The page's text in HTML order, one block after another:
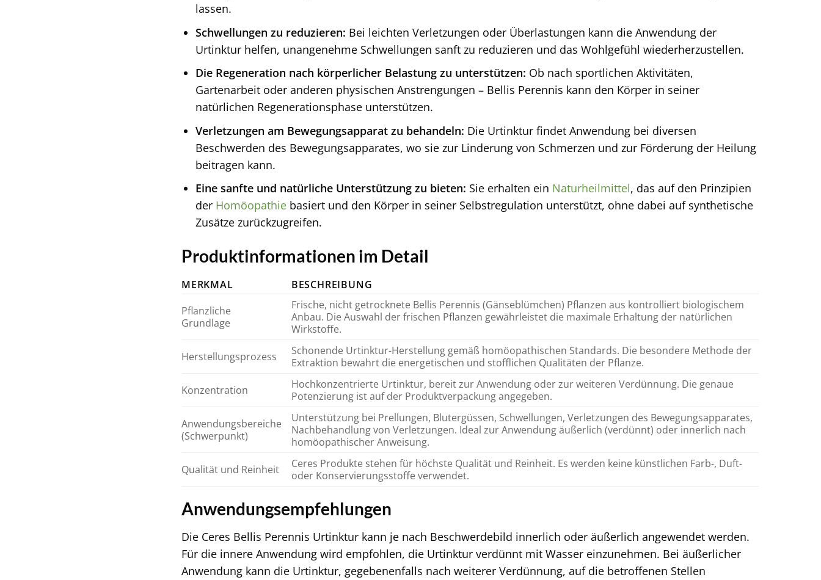
lassen.
Schwellungen zu reduzieren: Bei leichten Verletzungen oder Überlastungen kann die Anwendung der
Urtinktur helfen, unangenehme Schwellungen sanft zu reduzieren und das Wohlgefühl wiederherzustellen.
Die Regeneration nach körperlicher Belastung zu unterstützen: Ob nach sportlichen Aktivitäten,
Gartenarbeit oder anderen physischen Anstrengungen – Bellis Perennis kann den Körper in seiner
natürlichen Regenerationsphase unterstützen.
Verletzungen am Bewegungsapparat zu behandeln: Die Urtinktur findet Anwendung bei diversen
Beschwerden des Bewegungsapparates, wo sie zur Linderung von Schmerzen und zur Förderung der Heilung
beitragen kann.
Eine sanfte und natürliche Unterstützung zu bieten: Sie erhalten ein Naturheilmittel, das auf den Prinzipien
der Homöopathiebasiert und den Körper in seiner Selbstregulation unterstützt, ohne dabei auf synthetische
Zusätze zurückzugreifen.
Produktinformationen im Detail
MERKMAL
BESCHREIBUNG
Pflanzliche
Grundlage
Frische, nicht getrocknete Bellis Perennis (Gänseblümchen) Pflanzen aus kontrolliert biologischem
Anbau. Die Auswahl der frischen Pflanzen gewährleistet die maximale Erhaltung der natürlichen
Wirkstoffe.
Herstellungsprozess
Schonende Urtinktur-Herstellung gemäß homöopathischen Standards. Die besondere Methode der
Extraktion bewahrt die energetischen und stofflichen Qualitäten der Pflanze.
Konzentration
Hochkonzentrierte Urtinktur, bereit zur Anwendung oder zur weiteren Verdünnung. Die genaue
Potenzierung ist auf der Produktverpackung angegeben.
Anwendungsbereiche
(Schwerpunkt)
Unterstützung bei Prellungen, Blutergüssen, Schwellungen, Verletzungen des Bewegungsapparates,
Nachbehandlung von Verletzungen. Ideal zur Anwendung äußerlich (verdünnt) oder innerlich nach
homöopathischer Anweisung.
Qualität und Reinheit
Ceres Produkte stehen für höchste Qualität und Reinheit. Es werden keine künstlichen Farb-, Duft-
oder Konservierungsstoffe verwendet.
Anwendungsempfehlungen
Die Ceres Bellis Perennis Urtinktur kann je nach Beschwerdebild innerlich oder äußerlich angewendet werden.
Für die innere Anwendung wird empfohlen, die Urtinktur verdünnt mit Wasser einzunehmen. Bei äußerlicher
Anwendung kann die Urtinktur, gegebenenfalls nach weiterer Verdünnung, auf die betroffenen Stellen